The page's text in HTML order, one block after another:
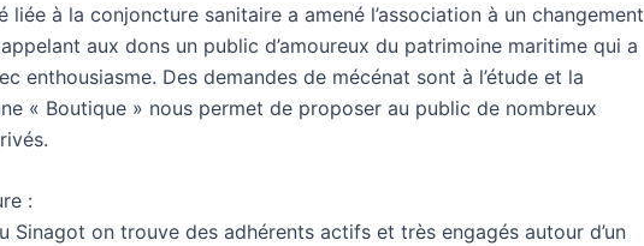
liée à la conjoncture sanitaire a amené l’association à un changement
aux dons un public d’amoureux du patrimoine maritime qui a
enthousiasme. Des demandes de mécénat sont à l’étude et la
« Boutique » nous permet de proposer au public de nombreux
:
Sinagot on trouve des adhérents actifs et très engagés autour d’un